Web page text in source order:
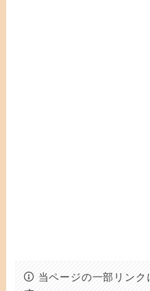
当ページの一部リン